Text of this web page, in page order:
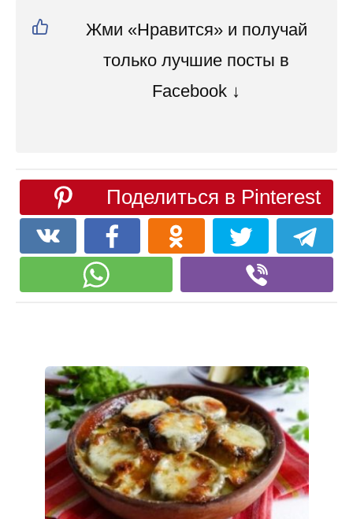
Жми «Нравится» и получай
только лучшие посты в
Facebook ↓
Поделиться в Pinterest